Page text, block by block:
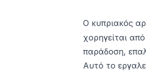
Ο κυπριακός
χορηγείται
παράδοση,
Αυτό το